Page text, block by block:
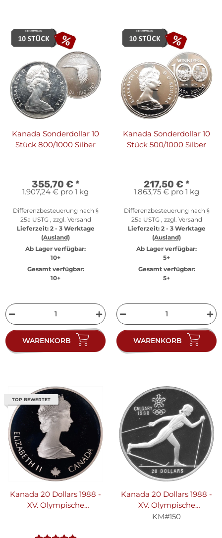
Kanada Sonderdollar 10
Stück 800/1000 Silber
355,70 € *
1.907,24 € pro 1 kg
Differenzbesteuerung nach §
25a USTG , zzgl. Versand
Lieferzeit: 2 - 3 Werktage
(Ausland)
Ab Lager verfügbar:
10+
Gesamt verfügbar:
10+
WARENKORB
Kanada Sonderdollar 10
Stück 500/1000 Silber
217,50 € *
1.863,75 € pro 1 kg
Differenzbesteuerung nach §
25a USTG , zzgl. Versand
Lieferzeit: 2 - 3 Werktage
(Ausland)
Ab Lager verfügbar:
5+
Gesamt verfügbar:
5+
WARENKORB
TOP BEWERTET
Kanada 20 Dollars 1988 -
XV. Olympische
Kanada 20 Dollars 1988 -
XV. Olympische
Winterspiele 1988 in
KM#150